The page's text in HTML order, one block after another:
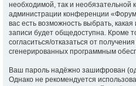
необходимой, так и необязательной
администрации конференции
вас есть возможность выбрать,
записи будет общедоступна. Кроме
согласиться/отказаться от
сгенерированных программным
Ваш пароль надёжно зашифрован
Однако не рекомендуется